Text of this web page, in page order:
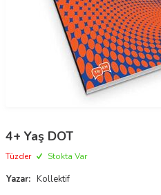
4+ Yaş DOT
Tüzder Stokta Var
Yazar: Kollektif